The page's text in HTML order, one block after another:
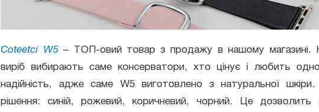
Coteetci W5– ТОП-овий товар з продажу в нашому магазині.
виріб вибирають саме консерватори, хто цінує і любить
надійність, адже саме W5 виготовлено з натуральної шкіри.
рішення: синій, рожевий, коричневий, чорний. Це дозволить